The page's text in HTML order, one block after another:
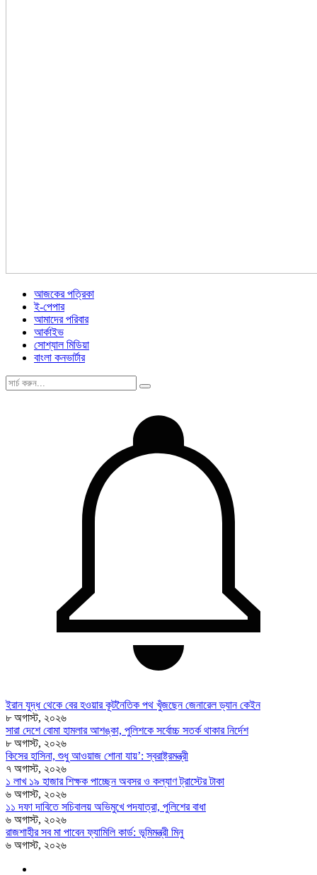
আজকের পত্রিকা
ই-পেপার
আমাদের পরিবার
আর্কাইভ
সোশ্যাল মিডিয়া
বাংলা কনভার্টার
ইরান যুদ্ধ থেকে বের হওয়ার কূটনৈতিক পথ খুঁজছেন জেনারেল ড্যান কেইন
৮ অগাস্ট, ২০২৬
সারা দেশে বোমা হামলার আশঙ্কা, পুলিশকে সর্বোচ্চ সতর্ক থাকার নির্দেশ
৮ অগাস্ট, ২০২৬
কিসের হাসিনা, শুধু আওয়াজ শোনা যায়’: স্বরাষ্ট্রমন্ত্রী
৭ অগাস্ট, ২০২৬
১ লাখ ১৯ হাজার শিক্ষক পাচ্ছেন অবসর ও কল্যাণ ট্রাস্টের টাকা
৬ অগাস্ট, ২০২৬
১১ দফা দাবিতে সচিবালয় অভিমুখে পদযাত্রা, পুলিশের বাধা
৬ অগাস্ট, ২০২৬
রাজশাহীর সব মা পাবেন ফ্যামিলি কার্ড: ভূমিমন্ত্রী মিনু
৬ অগাস্ট, ২০২৬